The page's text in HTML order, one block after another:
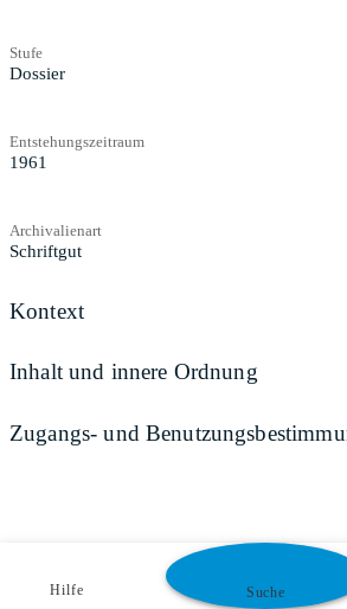
Stufe
Dossier
Entstehungszeitraum
1961
Archivalienart
Schriftgut
Kontext
Inhalt und innere Ordnung
Zugangs- und
Hilfe Suche